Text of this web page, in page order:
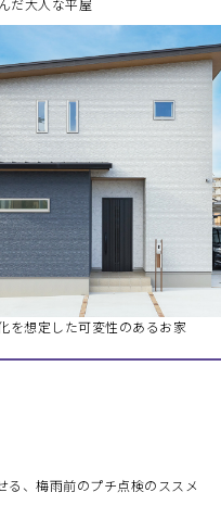
を想定した可変性のあるお家
る、梅雨前のプチ点検のススメ